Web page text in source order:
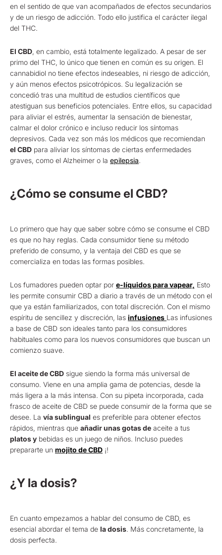
en el sentido de que van acompañados de efectos secundarios
y de un riesgo de adicción. Todo ello justifica el carácter ilegal
del THC.
El CBD, en cambio, está totalmente legalizado. A pesar de ser
primo del THC, lo único que tienen en común es su origen. El
cannabidiol no tiene efectos indeseables, ni riesgo de adicción,
y aún menos efectos psicotrópicos. Su legalización se
concedió tras una multitud de estudios científicos que
atestiguan sus beneficios potenciales. Entre ellos, su capacidad
para aliviar el estrés, aumentar la sensación de bienestar,
calmar el dolor crónico e incluso reducir los síntomas
depresivos. Cada vez son más los médicos que recomiendan
el CBD para aliviar los síntomas de ciertas enfermedades
graves, como el Alzheimer o la epilepsia.
¿Cómo se consume el CBD?
Lo primero que hay que saber sobre cómo se consume el CBD
es que no hay reglas. Cada consumidor tiene su método
preferido de consumo, y la ventaja del CBD es que se
comercializa en todas las formas posibles.
Los fumadores pueden optar por e-líquidos para vapear, Esto
les permite consumir CBD a diario a través de un método con el
que ya están familiarizados, con total discreción. Con el mismo
espíritu de sencillez y discreción, las infusiones Las infusiones
a base de CBD son ideales tanto para los consumidores
habituales como para los nuevos consumidores que buscan un
comienzo suave.
El aceite de CBD sigue siendo la forma más universal de
consumo. Viene en una amplia gama de potencias, desde la
más ligera a la más intensa. Con su pipeta incorporada, cada
frasco de aceite de CBD se puede consumir de la forma que se
desee. La vía sublingual es preferible para obtener efectos
rápidos, mientras que añadir unas gotas de aceite a tus
platos y bebidas es un juego de niños. Incluso puedes
prepararte un mojito de CBD ¡!
¿Y la dosis?
En cuanto empezamos a hablar del consumo de CBD, es
esencial abordar el tema de la dosis. Más concretamente, la
dosis perfecta.